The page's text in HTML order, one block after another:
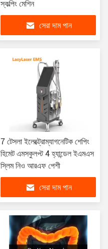
স্কল্পিং মেশিন
সেরা দাম পান
7 টেসলা ইলেক্ট্রোম্যাগনেটিক শেপিং
হিমেট এমসকুলপ্ট 4 হ্যান্ডেল ইএমএস
স্লিম নিও আরএফ পেশী
সেরা দাম পান